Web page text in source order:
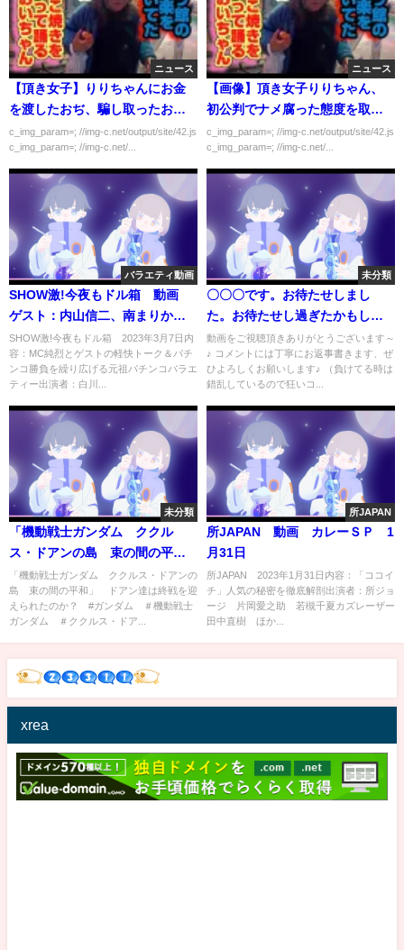
ニュース
【頂き女子】りりちゃんにお金
を渡したおぢ、騙し取ったお金
に所得税が課されることに涙…
c_img_param=; //img-c.net/output/site/42.js
c_img_param=; //img-c.net/...
ニュース
【画像】頂き女子りりちゃん、
初公判でナメ腐った態度を取り
まくるｗｗｗｗｗ
c_img_param=; //img-c.net/output/site/42.js
c_img_param=; //img-c.net/...
バラエティ動画
SHОW激!今夜もドル箱 動画
ゲスト：内山信二、南まりか 3
月7日
SHОW激!今夜もドル箱 2023年3月7日内
容：MC純烈とゲストの軽快トーク＆パチ
ンコ勝負を繰り広げる元祖パチンコバラエ
ティー出演者：白川...
未分類
〇〇〇です。お待たせしまし
た。お待たせし過ぎたかもしれ
ません。まさか…遂に…こんな
日が来るなんて…
動画をご視聴頂きありがとうございます～
♪ コメントには丁寧にお返事書きます、ぜ
ひよろしくお願いします♪ （負けてる時は
錯乱しているので狂いコ...
未分類
「機動戦士ガンダム ククル
ス・ドアンの島 束の間の平
和」 ドアン達は終戦を迎えら
れたのか？ #ガンダム ＃機動
戦士ガンダム ＃ククルス・ド
「機動戦士ガンダム ククルス・ドアンの
島 束の間の平和」 ドアン達は終戦を迎
えられたのか？ #ガンダム ＃機動戦士
ガンダム ＃ククルス・ドア...
所JAPAN
所JAPAN 動画 カレーＳＰ 1
月31日
所JAPAN 2023年1月31日内容：「ココイ
チ」人気の秘密を徹底解剖出演者：所ジョ
ージ 片岡愛之助 若槻千夏カズレーザー
田中直樹 ほか...
xrea